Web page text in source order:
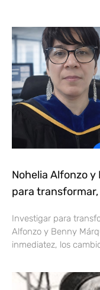
Nohelia Alfonzo
para
Investigar para
Alfonzo y Benny
inmediatez, los